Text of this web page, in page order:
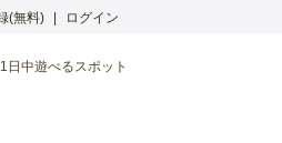
(無料) ログイン
1日中遊べるスポット